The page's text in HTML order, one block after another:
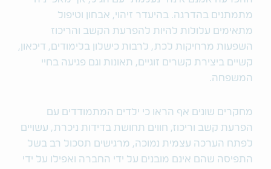
מתמתנים בהדרגה. בהיעדר זיהוי, אבחון וטיפול
מתאימים עלולות להיות להפרעת הקשב והריכוז
השפעות מרחיקות לכת, לרבות כישלון בלימודים, דיכאון,
קשיים ביצירת קשרים זוגיים, תאונות וגם פגיעה בחיי
המשפחה.
מחקרים שונים אף הראו כי ילדים המתמודדים עם
הפרעת קשב וריכוז, חווים תחושת בדידות ניכרת, עשויים
לפתח הערכה עצמית נמוכה, מרגישים תסכול רב בשל
התפיסה שהם אינם מובנים על ידי החברה ואפילו על ידי